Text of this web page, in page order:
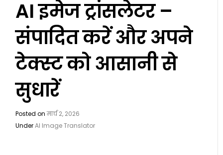
AI इमेज ट्रांसलेटर –
संपादित करें और अपने
टेक्स्ट को आसानी से
सुधारें
Posted onमार्च 2, 2026
UnderAI Image Translator